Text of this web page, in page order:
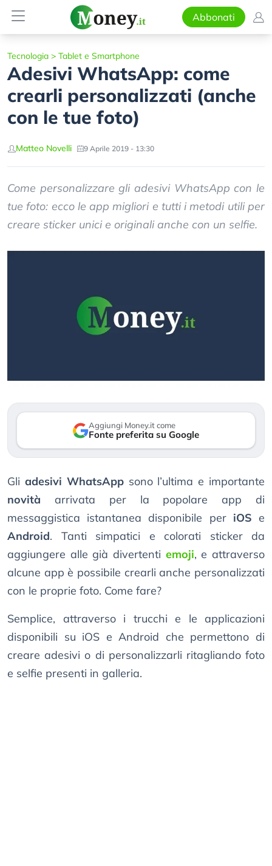
Abbonati
Tecnologia > Tablet e Smartphone
Adesivi WhatsApp: come
crearli personalizzati (anche
con le tue foto)
Matteo Novelli 9 Aprile 2019 - 13:30
Come personalizzare gli adesivi WhatsApp con le
tue foto: ecco le app migliori e tutti i metodi utili per
creare sticker unici e originali anche con un selfie.
Aggiungi Money.it come
Fonte preferita su Google
Gli adesivi WhatsAppsono l’ultima e importante
novità arrivata per la popolare app di
messaggistica istantanea disponibile per iOS e
Android. Tanti simpatici e colorati sticker da
aggiungere alle già divertenti emoji, e attraverso
alcune app è possibile crearli anche personalizzati
con le proprie foto. Come fare?
Semplice, attraverso i trucchi e le applicazioni
disponibili su iOS e Android che permettono di
creare adesivi o di personalizzarli ritagliando foto
e selfie presenti in galleria.